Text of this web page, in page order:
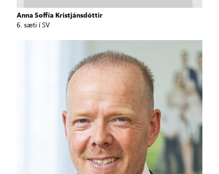
Anna Soffía Kristjánsdóttir
6. sæti í SV